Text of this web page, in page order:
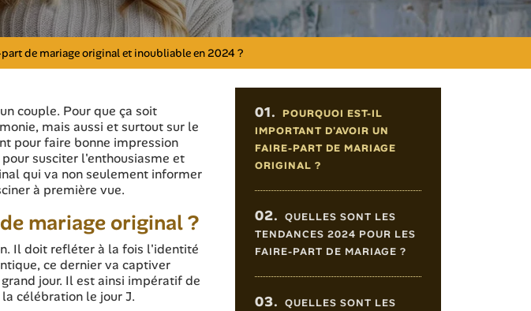
de mariage original et inoubliable en 2024 ?
couple. Pour que ça soit
mais aussi et surtout sur le
pour faire bonne impression
susciter l'enthousiasme et
qui va non seulement informer
à première vue.
mariage original ?
Il doit refléter à la fois l'identité
ce dernier va captiver
jour. Il est ainsi impératif de
célébration le jour J.
Sommaire de l'article
01. POURQUOI EST-IL
IMPORTANT D'AVOIR UN
FAIRE-PART DE MARIAGE
ORIGINAL ?
02. QUELLES SONT LES
TENDANCES 2024 POUR LES
FAIRE-PART DE MARIAGE ?
03. QUELLES SONT LES